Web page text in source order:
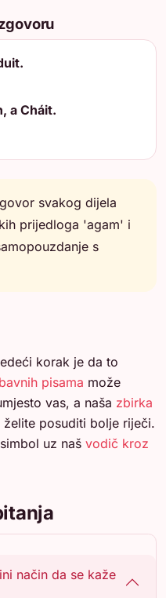
a Cháit.
svakog dijela
prijedloga 'agam' i
s
korak je da to
pisama može
vas, a naša zbirka
želite posuditi bolje riječi.
uz naš vodič kroz
način da se kaže